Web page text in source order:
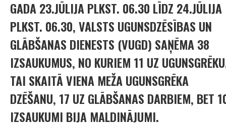
GADA 23.JŪLIJA PLKST. 06.30 LĪDZ 24.JŪLIJA
PLKST. 06.30, VALSTS UGUNSDZĒSĪBAS UN
GLĀBŠANAS DIENESTS (VUGD) SAŅĒMA 38
IZSAUKUMUS, NO KURIEM 11 UZ
TAI SKAITĀ VIENA MEŽA UGUNSGRĒKA
DZĒŠANU, 17 UZ GLĀBŠANAS DARBIEM, BET
IZSAUKUMI BIJA MALDINĀJUMI.